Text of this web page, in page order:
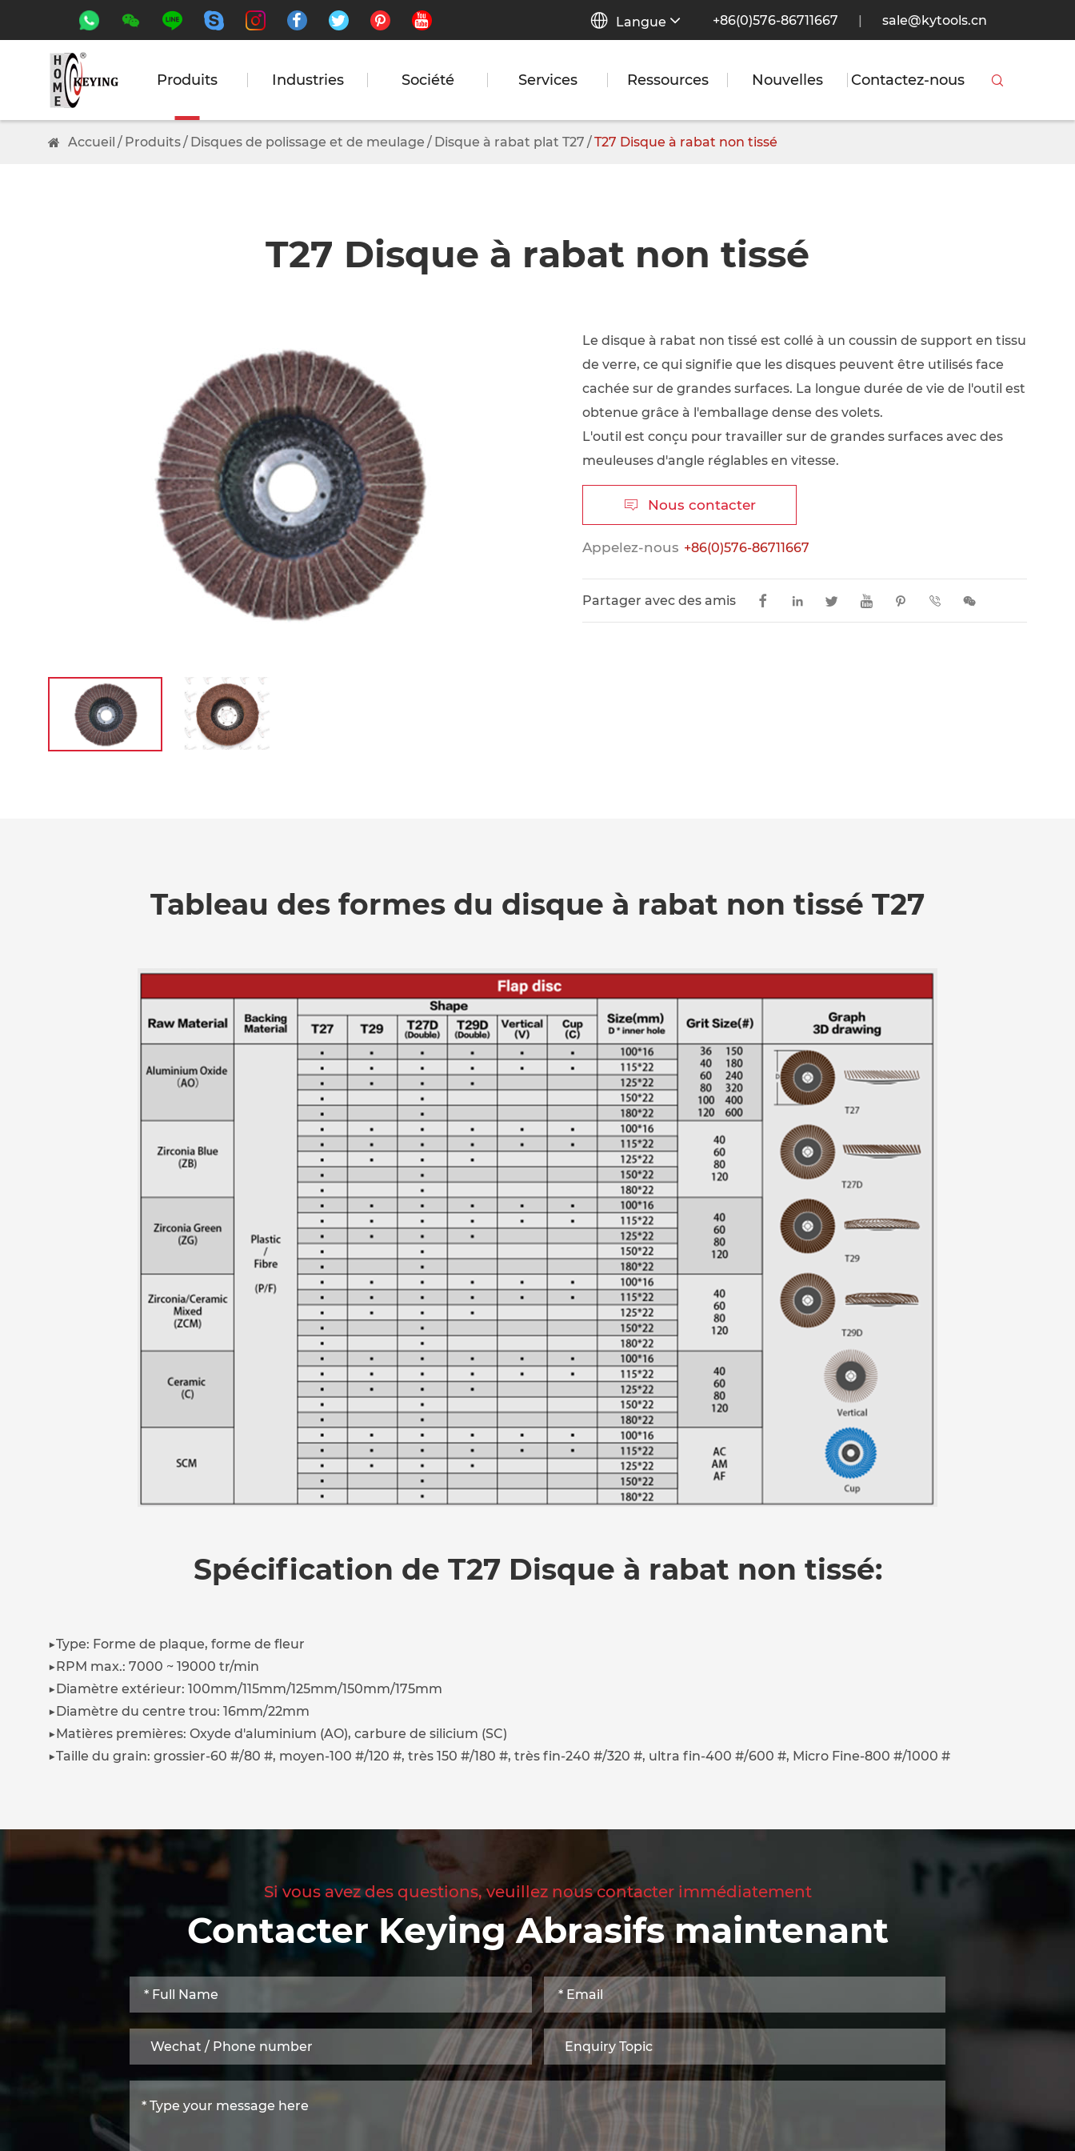
        Langue +86(0)576-86711667 | sale@kytools.cn
Produits Industries Société Services Ressources Nouvelles Contactez-nous 
Accueil Produits Disques de polissage et de meulage Disque à rabat plat T27 T27 Disque à rabat non tissé
T27 Disque à rabat non tissé
Le disque à rabat non tissé est collé à un coussin de support en tissu
de verre, ce qui signifie que les disques peuvent être utilisés face
cachée sur de grandes surfaces. La longue durée de vie de l'outil est
obtenue grâce à l'emballage dense des volets.
L'outil est conçu pour travailler sur de grandes surfaces avec des
meuleuses d'angle réglables en vitesse.
 Nous contacter
Appelez-nous +86(0)576-86711667
Partager avec des amis       
Tableau des formes du disque à rabat non tissé T27
Spécification de T27 Disque à rabat non tissé:
▶Type: Forme de plaque, forme de fleur
▶RPM max.: 7000 ~ 19000 tr/min
▶Diamètre extérieur: 100mm/115mm/125mm/150mm/175mm
▶Diamètre du centre trou: 16mm/22mm
▶Matières premières: Oxyde d'aluminium (AO), carbure de silicium (SC)
▶Taille du grain: grossier-60 #/80 #, moyen-100 #/120 #, très 150 #/180 #, très fin-240 #/320 #, ultra fin-400 #/600 #, Micro Fine-800 #/1000 #
Si vous avez des questions, veuillez nous contacter immédiatement
Contacter Keying Abrasifs maintenant